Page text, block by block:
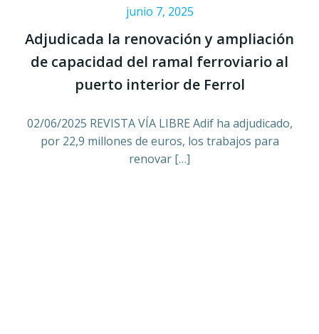
junio 7, 2025
Adjudicada la renovación y ampliación
de capacidad del ramal ferroviario al
puerto interior de Ferrol
02/06/2025 REVISTA VÍA LIBRE Adif ha adjudicado,
por 22,9 millones de euros, los trabajos para
renovar […]